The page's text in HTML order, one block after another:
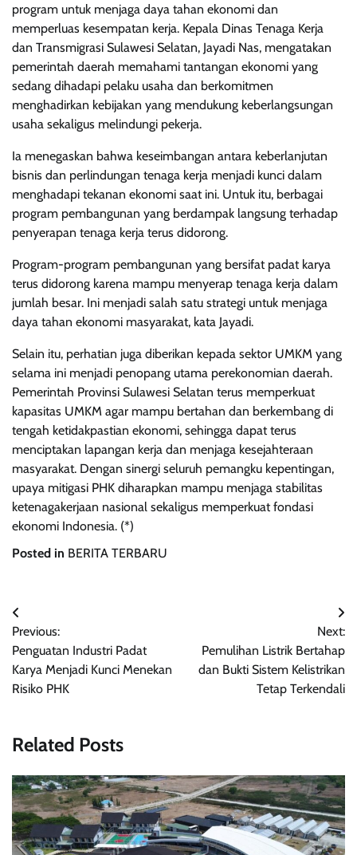
program untuk menjaga daya tahan ekonomi dan
memperluas kesempatan kerja. Kepala Dinas Tenaga Kerja
dan Transmigrasi Sulawesi Selatan, Jayadi Nas, mengatakan
pemerintah daerah memahami tantangan ekonomi yang
sedang dihadapi pelaku usaha dan berkomitmen
menghadirkan kebijakan yang mendukung keberlangsungan
usaha sekaligus melindungi pekerja.
Ia menegaskan bahwa keseimbangan antara keberlanjutan
bisnis dan perlindungan tenaga kerja menjadi kunci dalam
menghadapi tekanan ekonomi saat ini. Untuk itu, berbagai
program pembangunan yang berdampak langsung terhadap
penyerapan tenaga kerja terus didorong.
Program-program pembangunan yang bersifat padat karya
terus didorong karena mampu menyerap tenaga kerja dalam
jumlah besar. Ini menjadi salah satu strategi untuk menjaga
daya tahan ekonomi masyarakat, kata Jayadi.
Selain itu, perhatian juga diberikan kepada sektor UMKM yang
selama ini menjadi penopang utama perekonomian daerah.
Pemerintah Provinsi Sulawesi Selatan terus memperkuat
kapasitas UMKM agar mampu bertahan dan berkembang di
tengah ketidakpastian ekonomi, sehingga dapat terus
menciptakan lapangan kerja dan menjaga kesejahteraan
masyarakat. Dengan sinergi seluruh pemangku kepentingan,
upaya mitigasi PHK diharapkan mampu menjaga stabilitas
ketenagakerjaan nasional sekaligus memperkuat fondasi
ekonomi Indonesia. (*)
Posted in BERITA TERBARU
Post
navigation
Previous:
Penguatan Industri Padat
Karya Menjadi Kunci Menekan
Risiko PHK
Next:
Pemulihan Listrik Bertahap
dan Bukti Sistem Kelistrikan
Tetap Terkendali
Related Posts